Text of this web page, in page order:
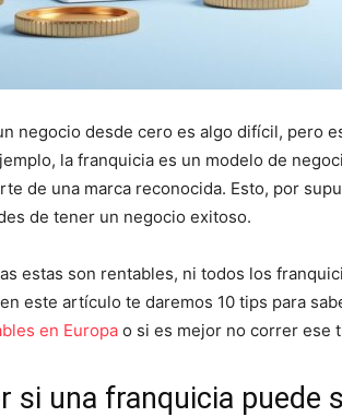
negocio desde cero es algo difícil, pero
la franquicia es un modelo de
de una marca reconocida. Esto, por
de tener un negocio exitoso.
estas son rentables, ni todos los
este artículo te daremos 10 tips para
en Europa o si es mejor no correr ese
si una franquicia puede